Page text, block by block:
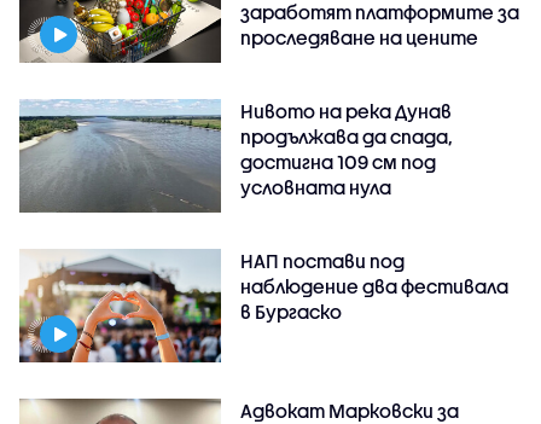
заработят платформите за
проследяване на цените
Нивото на река Дунав
продължава да спада,
достигна 109 см под
условната нула
НАП постави под
наблюдение два фестивала
в Бургаско
Адвокат Марковски за